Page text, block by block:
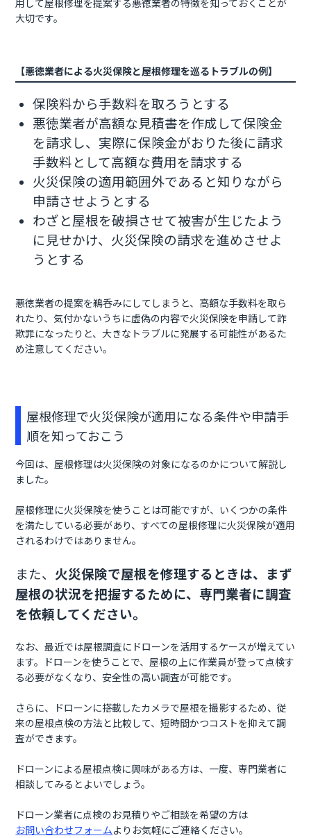
用して屋根修理を提案する悪徳業者の特徴を知っておくことが
大切です。
【悪徳業者による火災保険と屋根修理を巡るトラブルの例】
保険料から手数料を取ろうとする
悪徳業者が高額な見積書を作成して保険金
を請求し、実際に保険金がおりた後に請求
手数料として高額な費用を請求する
火災保険の適用範囲外であると知りながら
申請させようとする
わざと屋根を破損させて被害が生じたよう
に見せかけ、火災保険の請求を進めさせよ
うとする
悪徳業者の提案を鵜呑みにしてしまうと、高額な手数料を取ら
れたり、気付かないうちに虚偽の内容で火災保険を申請して詐
欺罪になったりと、大きなトラブルに発展する可能性があるた
め注意してください。
屋根修理で火災保険が適用になる条件や申請手
順を知っておこう
今回は、屋根修理は火災保険の対象になるのかについて解説し
ました。
屋根修理に火災保険を使うことは可能ですが、いくつかの条件
を満たしている必要があり、すべての屋根修理に火災保険が適用
されるわけではありません。
また、 火災保険で屋根を修理するときは、まず
屋根の状況を把握するために、専門業者に調査
を依頼してください。
なお、最近では屋根調査にドローンを活用するケースが増えてい
ます。ドローンを使うことで、屋根の上に作業員が登って点検す
る必要がなくなり、安全性の高い調査が可能です。
さらに、ドローンに搭載したカメラで屋根を撮影するため、従
来の屋根点検の方法と比較して、短時間かつコストを抑えて調
査ができます。
ドローンによる屋根点検に興味がある方は、一度、専門業者に
相談してみるとよいでしょう。
ドローン業者に点検のお見積りやご相談を希望の方は
お問い合わせフォームよりお気軽にご連絡ください。